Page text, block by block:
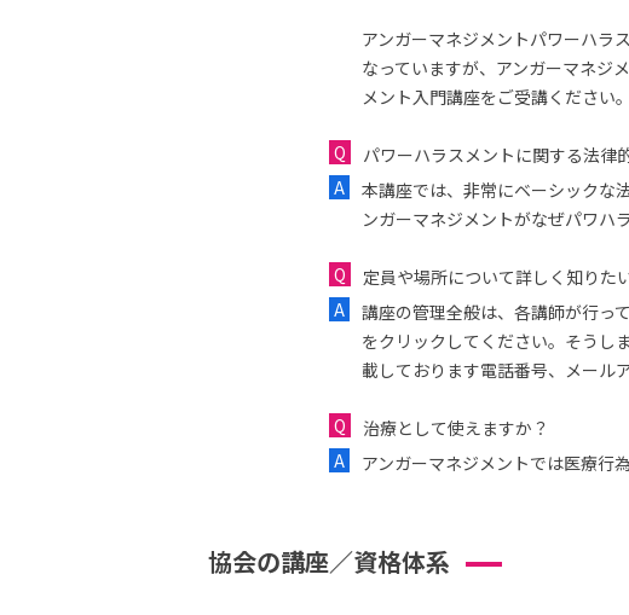
アンガーマネジメントパワーハラ
なっていますが、アンガーマネジ
メント入門講座をご受講ください。
パワーハラスメントに関する法律
本講座では、非常にベーシックな
ンガーマネジメントがなぜパワハ
定員や場所について詳しく知りた
講座の管理全般は、各講師が行っ
をクリックしてください。そうし
載しております電話番号、メール
治療として使えますか？
アンガーマネジメントでは医療行
協会の講座／資格体系